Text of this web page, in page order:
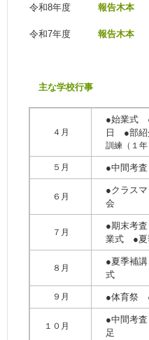
令和8年度報告木本
令和7年度 報告木本
主な学校行事
４月
●始業式
日 ●部紹
訓練（１年
５月 ●中間考
６月
●クラス
会
７月
●期末考
業式 ●夏
８月
●夏季補
式
９月 ●体育祭
１０月
●中間考
足